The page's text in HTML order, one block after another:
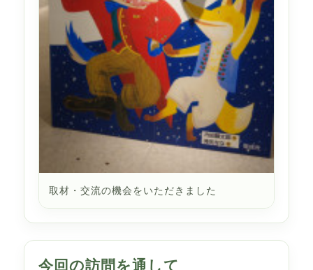
取材・交流の機会をいただきました
今回の訪問を通して